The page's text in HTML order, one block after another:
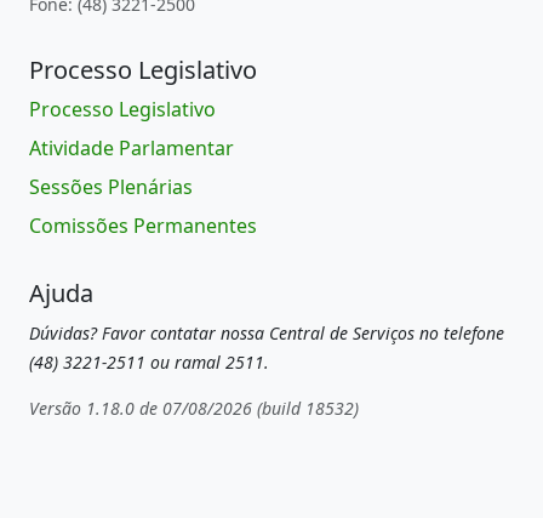
Processo Legislativo
Processo Legislativo
Atividade Parlamentar
Sessões Plenárias
Comissões Permanentes
Ajuda
Dúvidas? Favor contatar nossa Central de Serviços no telefone
(48) 3221-2511 ou ramal 2511.
Versão 1.18.0 de 07/08/2026 (build 18532)